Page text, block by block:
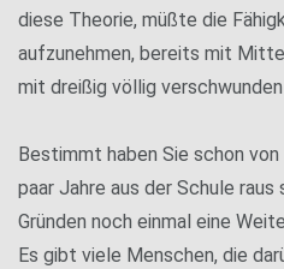
diese Theorie, müßte die
aufzunehmen, bereits mit
mit dreißig völlig verschwunden
Bestimmt haben Sie schon
paar Jahre aus der Schule raus
Gründen noch einmal eine
Es gibt viele Menschen, die